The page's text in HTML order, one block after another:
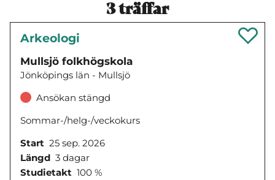
3träffar
Arkeologi
Mullsjö folkhögskola
Jönköpings län - Mullsjö
Ansökan stängd
Sommar-/helg-/veckokurs
Start 25 sep. 2026
Längd 3 dagar
Studietakt 100 %